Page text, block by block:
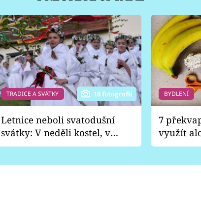
TRADICE A SVÁTKY 10 fotografií
Letnice neboli svatodušní
svátky: V neděli kostel, v
pondělí zábava
BYDLENÍ
7
využít